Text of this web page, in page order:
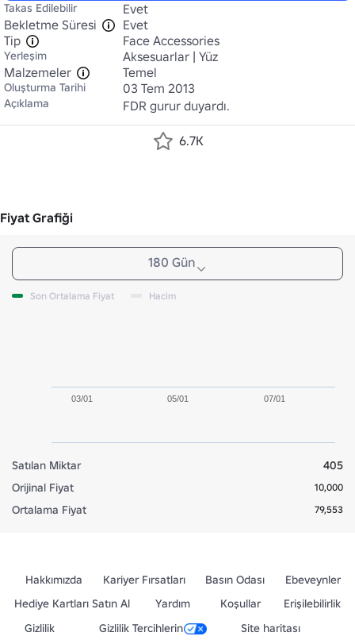
Takas Edilebilir
Evet
Bekletme Süresi
Evet
Tip
Face Accessories
Yerleşim
Aksesuarlar | Yüz
Malzemeler
Temel
Oluşturma Tarihi 03 Tem 2013
Açıklama FDR gurur duyardı.
6.7K
Fiyat Grafiği
180 Gün
Son Ortalama Fiyat Hacim
03/01 05/01 07/01
Satılan Miktar
405
Orijinal Fiyat
10,000
Ortalama Fiyat 79,553
Hakkımızda Kariyer Fırsatları Basın Odası
Ebeveynler
Hediye Kartları Satın Al
Yardım Koşullar
Erişilebilirlik
Gizlilik
Gizlilik Tercihlerin Site haritası